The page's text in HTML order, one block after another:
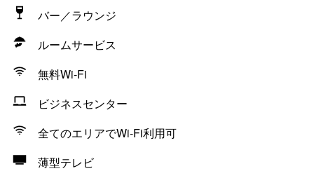
バー／ラウンジ
ルームサービス
無料Wi-Fi
ビジネスセンター
全てのエリアでWi-Fi利用可
薄型テレビ